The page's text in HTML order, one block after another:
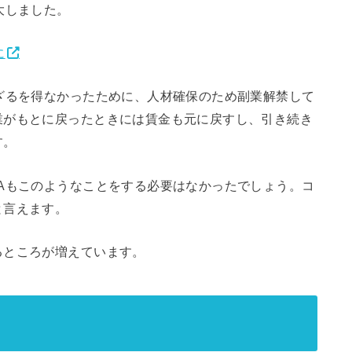
ました。
を得なかったために、人材確保のため副業解禁して
もとに戻ったときには賃金も元に戻すし、引き続き
このようなことをする必要はなかったでしょう。コ
えます。
ころが増えています。